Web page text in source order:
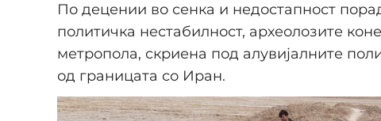
По децении во сенка и недостапност
политичка нестабилност, археолозите
метропола, скриена под алувијалните
од границата со Иран.